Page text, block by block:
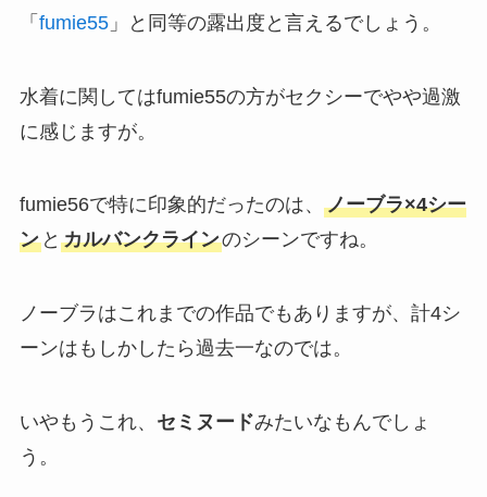
「 fumie55」と同等の露出度と言えるでしょう。
水着に関してはfumie55の方がセクシーでやや過激
に感じますが。
fumie56で特に印象的だったのは、 ノーブラ×4シー
ンと カルバンクラインのシーンですね。
ノーブラはこれまでの作品でもありますが、計4シ
ーンはもしかしたら過去一なのでは。
いやもうこれ、 セミヌードみたいなもんでしょ
う。